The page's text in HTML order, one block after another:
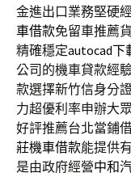
金進出口業務堅硬
車借款免留車推薦
精確穩定autocad下
公司的機車貸款經
款選擇新竹信身分
力超優利率申辦大
好評推薦台北當鋪
莊機車借款能提供
是由政府經營中和